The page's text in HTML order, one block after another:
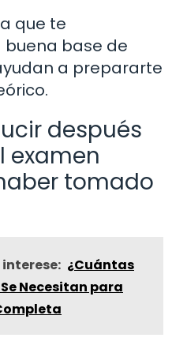
que te
base de
a prepararte
después
examen
tomado
¿Cuántas
Necesitan para